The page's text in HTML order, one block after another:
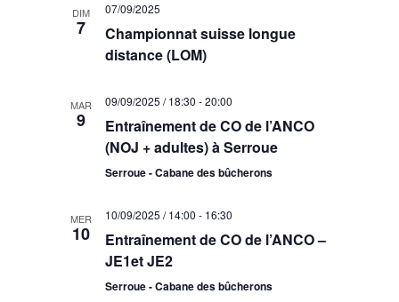
DIM
7
07/09/2025
Championnat suisse longue
distance (LOM)
MAR
9
09/09/2025 / 18:30 -20:00
Entraînement de CO de l’ANCO
(NOJ + adultes) à Serroue
Serroue - Cabane des bûcherons
MER
10
10/09/2025 / 14:00 - 16:30
Entraînement de CO de l’ANCO –
JE1et JE2
Serroue - Cabane des bûcherons